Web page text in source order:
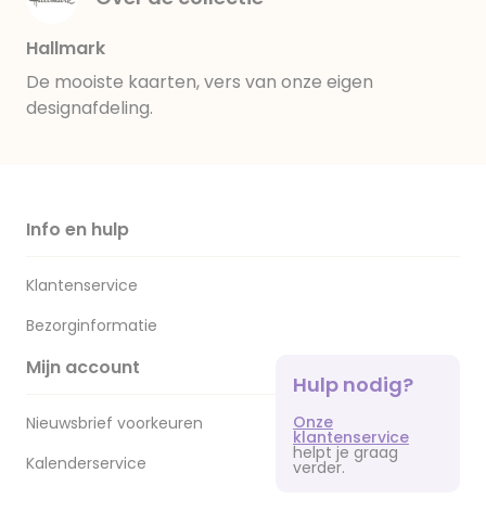
Hallmark
De mooiste kaarten, vers van onze eigen
designafdeling.
Info en hulp
Klantenservice
Bezorginformatie
Mijn account
Nieuwsbrief voorkeuren
Kalenderservice
Hulp nodig?
Onze
klantenservice
helpt je graag
verder.